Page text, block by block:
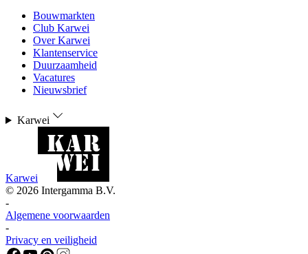
Bouwmarkten
Club Karwei
Over Karwei
Klantenservice
Duurzaamheid
Vacatures
Nieuwsbrief
Karwei
Karwei
© 2026 Intergamma B.V.
-
Algemene voorwaarden
-
Privacy en veiligheid